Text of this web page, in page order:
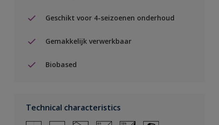
Geschikt voor 4-seizoenen onderhoud
Gemakkelijk verwerkbaar
Biobased
Technical characteristics